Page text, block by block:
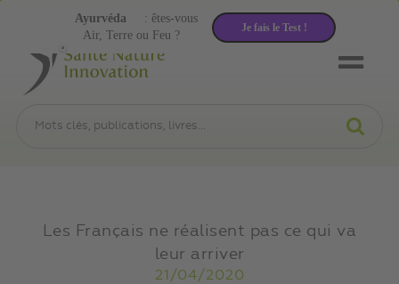
Les Français ne réalisent pas ce qui va
leur arriver
21/04/2020
Air, Terre ou Feu ?
Ayurvéda : êtes-vous
Je fais le Test !